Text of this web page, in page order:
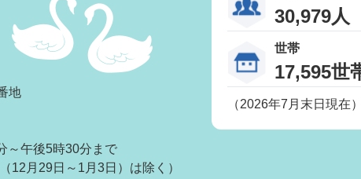
地
～午後5時30分まで
12月29日～1月3日）は除く）
30,979人
世帯
17,595世
（2026年7月末日現在